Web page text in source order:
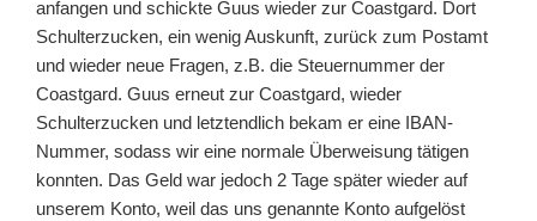
anfangen und schickte Guus wieder zur Coastgard. Dort
Schulterzucken, ein wenig Auskunft, zurück zum Postamt
und wieder neue Fragen, z.B. die Steuernummer der
Coastgard. Guus erneut zur Coastgard, wieder
Schulterzucken und letztendlich bekam er eine IBAN-
Nummer, sodass wir eine normale Überweisung tätigen
konnten. Das Geld war jedoch 2 Tage später wieder auf
unserem Konto, weil das uns genannte Konto aufgelöst